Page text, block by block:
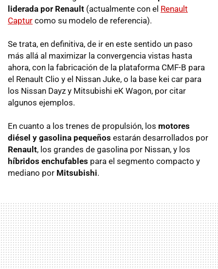
liderada por Renault (actualmente con el Renault
Captur como su modelo de referencia).
Se trata, en definitiva, de ir en este sentido un paso
más allá al maximizar la convergencia vistas hasta
ahora, con la fabricación de la plataforma CMF-B para
el Renault Clio y el Nissan Juke, o la base kei car para
los Nissan Dayz y Mitsubishi eK Wagon, por citar
algunos ejemplos.
En cuanto a los trenes de propulsión, los motores
diésel y gasolina pequeños estarán desarrollados por
Renault, los grandes de gasolina por Nissan, y los
híbridos enchufables para el segmento compacto y
mediano por Mitsubishi.